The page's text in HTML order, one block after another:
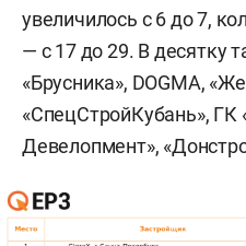
увеличилось с 6 до 7,
— с 17 до 29. В десятку
«Брусника», DOGMA,
«СпецСтройКубань»,
Девелопмент»,